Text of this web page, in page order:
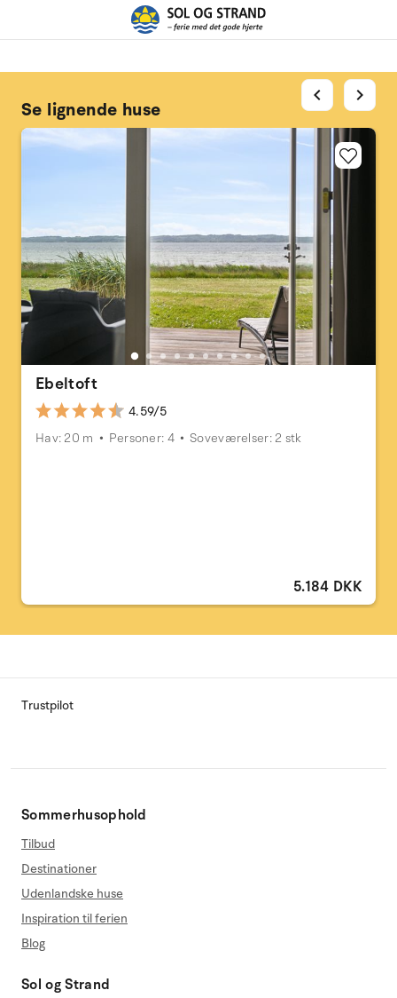
Se lignende huse
Ebeltoft
4.59/5
Hav: 20 m
Personer: 4 Soveværelser: 2 stk
5.184 DKK
chevron_left chevron_right
Trustpilot
Sommerhusophold
Tilbud
Destinationer
Udenlandske huse
Inspiration til ferien
Blog
Sol og Strand